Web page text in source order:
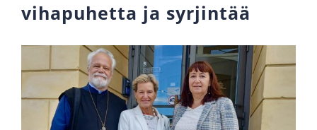
vihapuhetta ja syrjintää